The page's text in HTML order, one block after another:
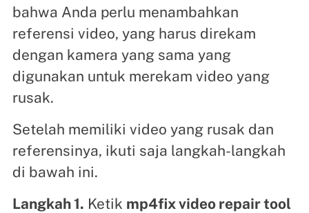
bahwa Anda perlu menambahkan
referensi video, yang harus direkam
dengan kamera yang sama yang
digunakan untuk merekam video yang
rusak.
Setelah memiliki video yang rusak dan
referensinya, ikuti saja langkah-langkah
di bawah ini.
Langkah 1. Ketik mp4fix video repair tool